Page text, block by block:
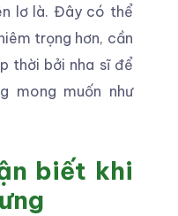
lơ là. Đây có thể
trọng hơn, cần
thời bởi nha sĩ để
mong muốn như
biết khi